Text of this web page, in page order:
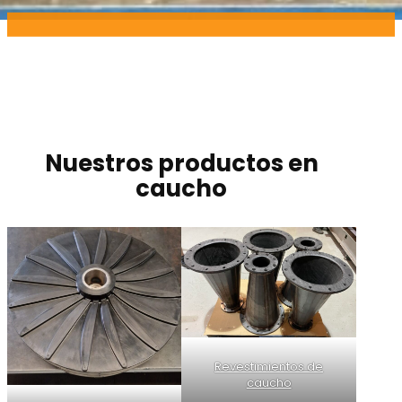
Nuestros productos en
caucho
Revestimientos de
caucho